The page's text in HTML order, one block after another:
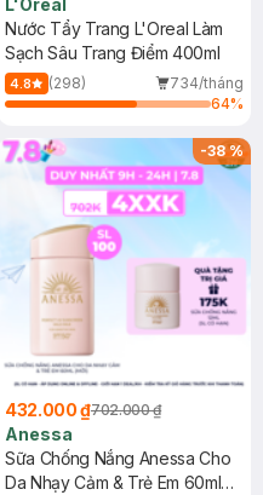
L'Oreal
Nước Tẩy Trang L'Oreal Làm
Sạch Sâu Trang Điểm 400ml
4.8 (298)
734/tháng
64%
-38%
432.000 ₫702.000 ₫
Anessa
Sữa Chống Nắng Anessa Cho
Da Nhạy Cảm & Trẻ Em 60ml